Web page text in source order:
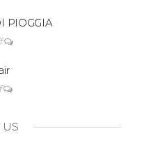
PIOGGIA
US